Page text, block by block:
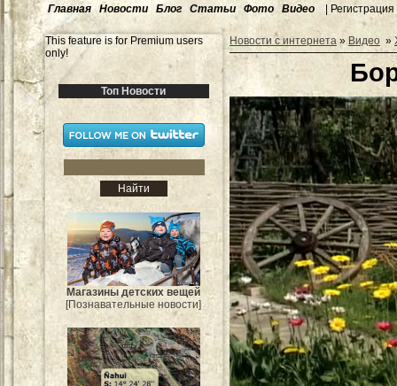
Главная Новости Блог Статьи Фото Видео | Регистрация
This feature is for Premium users
only!
Топ Новости
Магазины детских вещей
[Познавательные новости]
Новости с интернета » Видео »